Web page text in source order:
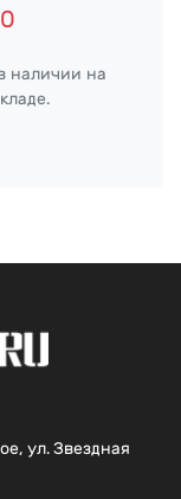
наличии на
ул. Звездная